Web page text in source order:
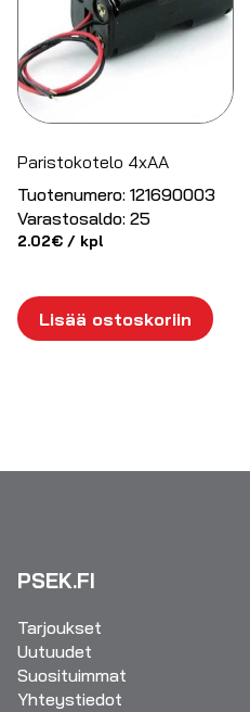
Paristokotelo 4xAA
Tuotenumero: 121690003
Varastosaldo: 25
2.02€ / kpl
Lisää ostoskoriin
PSEK.FI
Tarjoukset
Uutuudet
Suosituimmat
Yhteystiedot